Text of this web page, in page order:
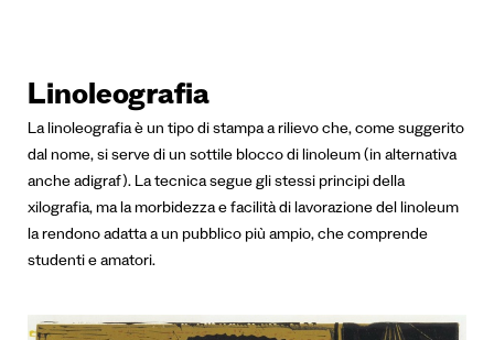
Linoleografia
La linoleografia è un tipo di stampa a rilievo che, come suggerito
dal nome, si serve di un sottile blocco di linoleum (in alternativa
anche adigraf). La tecnica segue gli stessi principi della
xilografia, ma la morbidezza e facilità di lavorazione del linoleum
la rendono adatta a un pubblico più ampio, che comprende
studenti e amatori.